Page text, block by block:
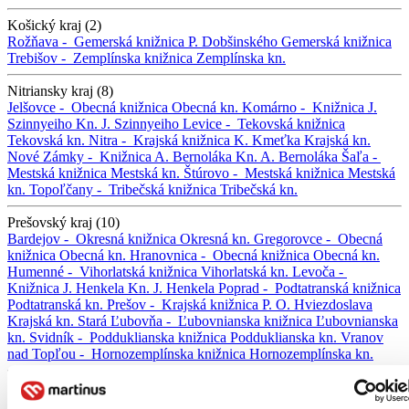
Košický kraj (2)
Rožňava - Gemerská knižnica P. Dobšinského Gemerská knižnica
Trebišov - Zemplínska knižnica Zemplínska kn.
Nitriansky kraj (8)
Jelšovce - Obecná knižnica Obecná kn. Komárno - Knižnica J.
Szinnyeiho Kn. J. Szinnyeiho Levice - Tekovská knižnica
Tekovská kn. Nitra - Krajská knižnica K. Kmeťka Krajská kn.
Nové Zámky - Knižnica A. Bernoláka Kn. A. Bernoláka Šaľa -
Mestská knižnica Mestská kn. Štúrovo - Mestská knižnica Mestská
kn. Topoľčany - Tribečská knižnica Tribečská kn.
Prešovský kraj (10)
Bardejov - Okresná knižnica Okresná kn. Gregorovce - Obecná
knižnica Obecná kn. Hranovnica - Obecná knižnica Obecná kn.
Humenné - Vihorlatská knižnica Vihorlatská kn. Levoča -
Knižnica J. Henkela Kn. J. Henkela Poprad - Podtatranská knižnica
Podtatranská kn. Prešov - Krajská knižnica P. O. Hviezdoslava
Krajská kn. Stará Ľubovňa - Ľubovnianska knižnica Ľubovnianska
kn. Svidník - Podduklianska knižnica Podduklianska kn. Vranov
nad Topľou - Hornozemplínska knižnica Hornozemplínska kn.
Trenčiansky kraj (2)
Prievidza -
Trenčín -